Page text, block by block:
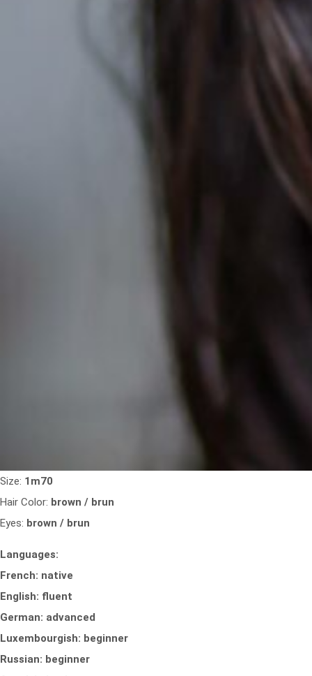
Size: 1m70
Hair Color: brown / brun
Eyes: brown / brun
Languages:
French: native
English: fluent
German: advanced
Luxembourgish: beginner
Russian: beginner